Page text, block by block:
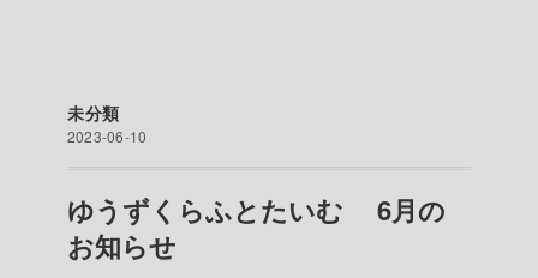
未分類
2023-06-10
ゆうずくらふとたいむ 6月の
お知らせ